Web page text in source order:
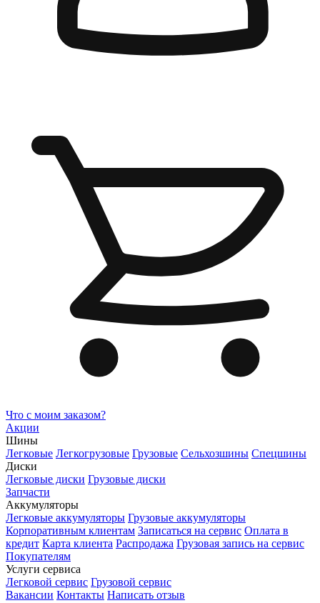
Что с моим заказом?
Акции
Шины
Легковые Легкогрузовые Грузовые Сельхозшины Спецшины
Диски
Легковые диски Грузовые диски
Запчасти
Аккумуляторы
Легковые аккумуляторы Грузовые аккумуляторы
Корпоративным клиентам Записаться на сервис Оплата в
кредит Карта клиента Распродажа Грузовая запись на сервис
Покупателям
Услуги сервиса
Легковой сервис Грузовой сервис
Вакансии Контакты Написать отзыв